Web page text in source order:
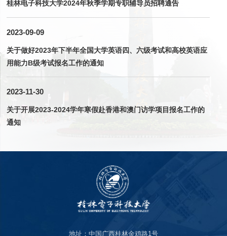
桂林电子科技大学2024年秋季学期专职辅导员招聘通告
2023-09-09
关于做好2023年下半年全国大学英语四、六级考试和高校英语应
用能力B级考试报名工作的通知
2023-11-30
关于开展2023-2024学年寒假赴香港和澳门访学项目报名工作的
通知
地址：中国广西桂林金鸡路1号